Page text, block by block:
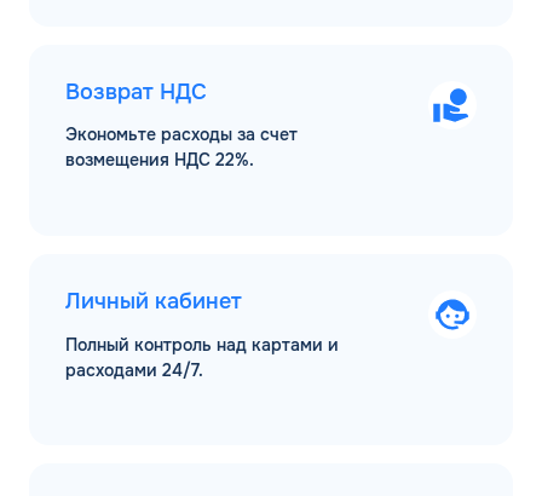
Возврат НДС
Экономьте расходы за счет
возмещения НДС 22%.
Личный кабинет
Полный контроль над картами и
расходами 24/7.